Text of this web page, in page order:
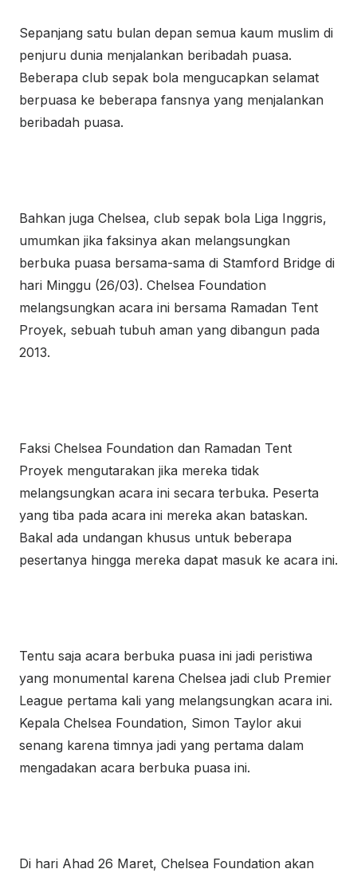
Sepanjang satu bulan depan semua kaum muslim di
penjuru dunia menjalankan beribadah puasa.
Beberapa club sepak bola mengucapkan selamat
berpuasa ke beberapa fansnya yang menjalankan
beribadah puasa.
Bahkan juga Chelsea, club sepak bola Liga Inggris,
umumkan jika faksinya akan melangsungkan
berbuka puasa bersama-sama di Stamford Bridge di
hari Minggu (26/03). Chelsea Foundation
melangsungkan acara ini bersama Ramadan Tent
Proyek, sebuah tubuh aman yang dibangun pada
2013.
Faksi Chelsea Foundation dan Ramadan Tent
Proyek mengutarakan jika mereka tidak
melangsungkan acara ini secara terbuka. Peserta
yang tiba pada acara ini mereka akan bataskan.
Bakal ada undangan khusus untuk beberapa
pesertanya hingga mereka dapat masuk ke acara ini.
Tentu saja acara berbuka puasa ini jadi peristiwa
yang monumental karena Chelsea jadi club Premier
League pertama kali yang melangsungkan acara ini.
Kepala Chelsea Foundation, Simon Taylor akui
senang karena timnya jadi yang pertama dalam
mengadakan acara berbuka puasa ini.
Di hari Ahad 26 Maret, Chelsea Foundation akan